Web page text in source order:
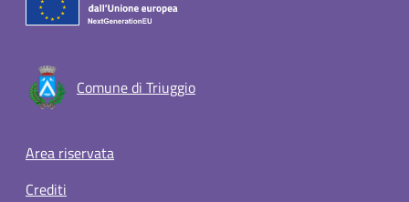
Comune di Triuggio
Footer menu
Area riservata
Crediti